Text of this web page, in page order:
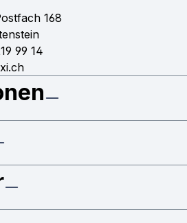
168
99 14